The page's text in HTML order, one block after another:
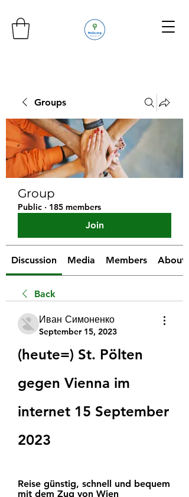
Groups
Group
Public · 185 members
Join
Discussion Media Members About
Back
Иван Симоненко
September 15, 2023
(heute=) St. Pölten
gegen Vienna im
internet 15 September
2023
Reise günstig, schnell und bequem
mit dem Zug von Wien